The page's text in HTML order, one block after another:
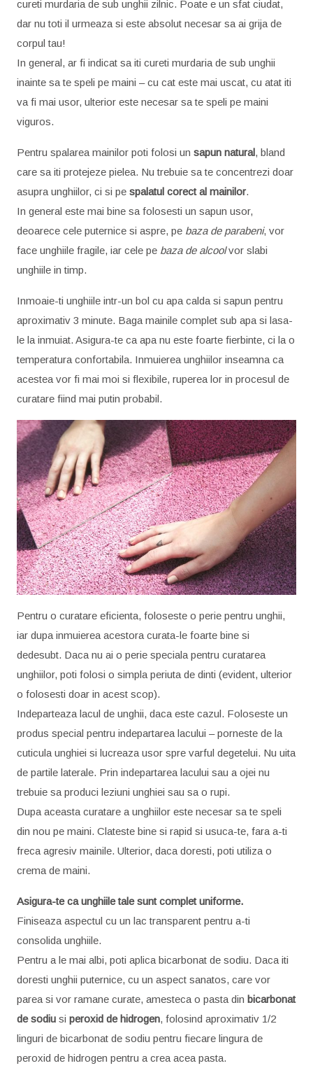
cureti murdaria de sub unghii zilnic. Poate e un sfat ciudat,
dar nu toti il urmeaza si este absolut necesar sa ai grija de
corpul tau!
In general, ar fi indicat sa iti cureti murdaria de sub unghii
inainte sa te speli pe maini – cu cat este mai uscat, cu atat iti
va fi mai usor, ulterior este necesar sa te speli pe maini
viguros.
Pentru spalarea mainilor poti folosi un sapun natural, bland
care sa iti protejeze pielea. Nu trebuie sa te concentrezi doar
asupra unghiilor, ci si pe spalatul corect al mainilor.
In general este mai bine sa folosesti un sapun usor,
deoarece cele puternice si aspre, pe baza de parabeni, vor
face unghiile fragile, iar cele pe baza de alcoolvor slabi
unghiile in timp.
Inmoaie-ti unghiile intr-un bol cu apa calda si sapun pentru
aproximativ 3 minute. Baga mainile complet sub apa si lasa-
le la inmuiat. Asigura-te ca apa nu este foarte fierbinte, ci la o
temperatura confortabila. Inmuierea unghiilor inseamna ca
acestea vor fi mai moi si flexibile, ruperea lor in procesul de
curatare fiind mai putin probabil.
Pentru o curatare eficienta, foloseste o perie pentru unghii,
iar dupa inmuierea acestora curata-le foarte bine si
dedesubt. Daca nu ai o perie speciala pentru curatarea
unghiilor, poti folosi o simpla periuta de dinti (evident, ulterior
o folosesti doar in acest scop).
Indeparteaza lacul de unghii, daca este cazul. Foloseste un
produs special pentru indepartarea lacului – porneste de la
cuticula unghiei si lucreaza usor spre varful degetelui. Nu uita
de partile laterale. Prin indepartarea lacului sau a ojei nu
trebuie sa produci leziuni unghiei sau sa o rupi.
Dupa aceasta curatare a unghiilor este necesar sa te speli
din nou pe maini. Clateste bine si rapid si usuca-te, fara a-ti
freca agresiv mainile. Ulterior, daca doresti, poti utiliza o
crema de maini.
Asigura-te ca unghiile tale sunt complet uniforme.
Finiseaza aspectul cu un lac transparent pentru a-ti
consolida unghiile.
Pentru a le mai albi, poti aplica bicarbonat de sodiu. Daca iti
doresti unghii puternice, cu un aspect sanatos, care vor
parea si vor ramane curate, amesteca o pasta din bicarbonat
de sodiu si peroxid de hidrogen, folosind aproximativ 1/2
linguri de bicarbonat de sodiu pentru fiecare lingura de
peroxid de hidrogen pentru a crea acea pasta.